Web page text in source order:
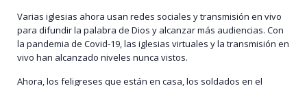
Varias iglesias ahora usan redes sociales y transmisión en vivo
para difundir la palabra de Dios y alcanzar más audiencias. Con
la pandemia de Covid-19, las iglesias virtuales y la transmisión en
vivo han alcanzado niveles nunca vistos.
Ahora, los feligreses que están en casa, los soldados en el